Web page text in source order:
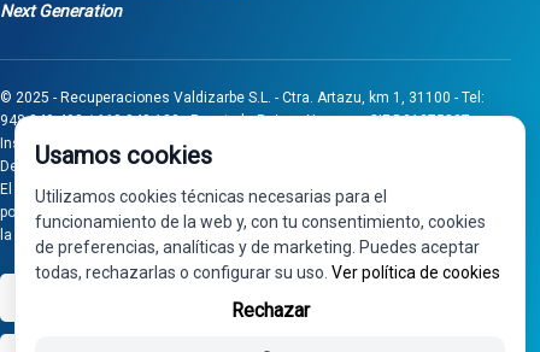
Next Generation
© 2025 - Recuperaciones Valdizarbe S.L. - Ctra. Artazu, km 1, 31100 - Tel:
948 340 498 / 668 848 123 - Puente la Reina - Navarra - CIF B31275837.
Inscrita en el Registro Mercantil de Navarra, Tomo 32, Folio 75, Hoja 525.
Desarrollado porSeintosoft
El proyecto de inversión "0011-0558-2024-000008" ha sido subvencionado
por Gobierno de Navarra al amparo de la convocatoria de 2024 de Ayudas a
la inversión en pymes industriales
Usamos cookies
Utilizamos cookies técnicas necesarias para el
funcionamiento de la web y, con tu consentimiento, cookies
de preferencias, analíticas y de marketing. Puedes aceptar
todas, rechazarlas o configurar su uso. Ver política de cookies
Rechazar